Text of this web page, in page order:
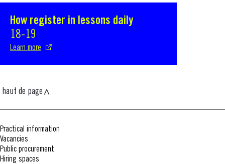
How register in lessons daily
18-19
Learn more
S'ouvre dans une nouvelle fenêtre
haut de page
Practical information
Vacancies
Public procurement
Hiring spaces